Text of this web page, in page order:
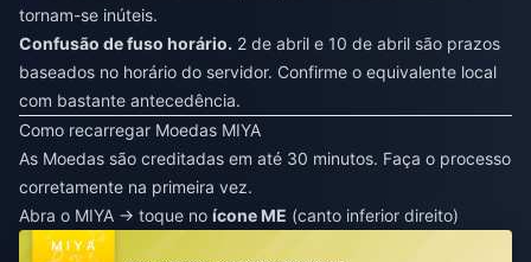
tornam-se inúteis.
Confusão de fuso horário. 2 de abril e 10 de abril são prazos
baseados no horário do servidor. Confirme o equivalente local
com bastante antecedência.
Como recarregar Moedas MIYA
As Moedas são creditadas em até 30 minutos. Faça o processo
corretamente na primeira vez.
Abra o MIYA → toque no ícone ME (canto inferior direito)